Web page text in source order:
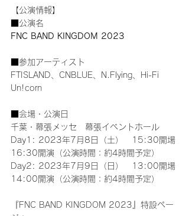
【公演情報】
■公演名
FNC BAND KINGDOM 2023
■参加アーティスト
FTISLAND、CNBLUE、N.Flying、Hi-Fi
Un!corn
■会場・公演日
千葉・幕張メッセ　幕張イベントホール
Day1: 2023年7月8日（土）　15:30開場
16:30開演（公演時間：約4時間予定）
Day2: 2023年7月9日（日）　13:00開場
14:00開演（公演時間：約4時間予定）
『FNC BAND KINGDOM 2023』特設ペー